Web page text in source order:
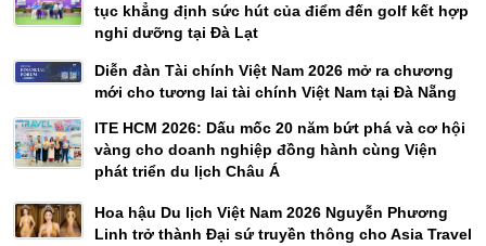
tục khẳng định sức hút của điểm đến golf kết hợp
nghỉ dưỡng tại Đà Lạt
Diễn đàn Tài chính Việt Nam 2026 mở ra chương
mới cho tương lai tài chính Việt Nam tại Đà Nẵng
ITE HCM 2026: Dấu mốc 20 năm bứt phá và cơ hội
vàng cho doanh nghiệp đồng hành cùng Viện
phát triển du lịch Châu Á
Hoa hậu Du lịch Việt Nam 2026 Nguyễn Phương
Linh trở thành Đại sứ truyền thông cho Asia Travel